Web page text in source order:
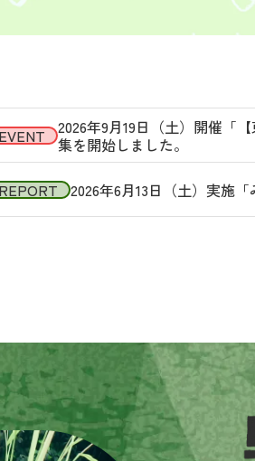
2026年9月19日（土）開催「
集を開始しました。
2026年6月13日（土）実施